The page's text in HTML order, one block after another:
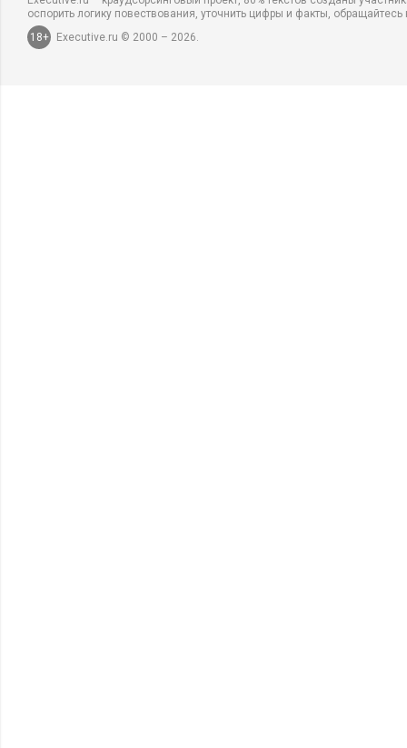
оспорить логику повествования, уточнить цифры и факты,
18+
Executive.ru © 2000 – 2026.